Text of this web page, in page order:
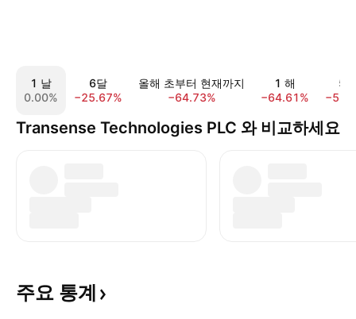
1 날
0.00%
6달
−25.67%
올해 초부터 현재까지
−64.73%
1 해
−64.61%
5
Transense Technologies PLC 와 비교하세요
주요 통계